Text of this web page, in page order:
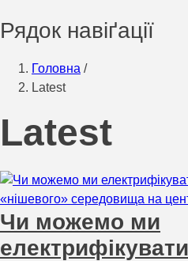
Рядок навіґації
Головна /
Latest
Latest
Чи можемо ми